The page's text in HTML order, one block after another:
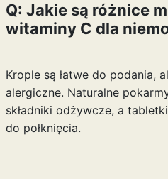
Q: Jakie są różnice
witaminy C dla
Krople są łatwe do podania,
alergiczne. Naturalne
składniki odżywcze, a
do połknięcia.